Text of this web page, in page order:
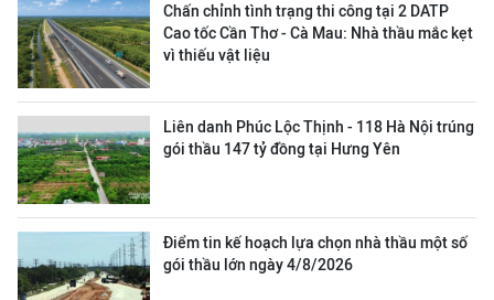
Chấn chỉnh tình trạng thi công tại 2 DATP
Cao tốc Cần Thơ - Cà Mau: Nhà thầu mắc kẹt
vì thiếu vật liệu
Liên danh Phúc Lộc Thịnh - 118 Hà Nội trúng
gói thầu 147 tỷ đồng tại Hưng Yên
Điểm tin kế hoạch lựa chọn nhà thầu một số
gói thầu lớn ngày 4/8/2026